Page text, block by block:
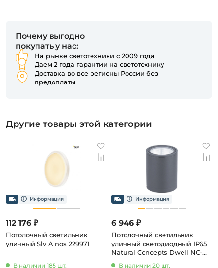
Почему выгодно
покупать у нас:
На рынке светотехники с 2009 года
Даем 2 года гарантии на светотехнику
Доставка во все регионы России без
предоплаты
Другие товары этой категории
112 176 ₽
Потолочный светильник
уличный Slv Ainos 229971
В наличии 185 шт.
6 946 ₽
Потолочный светильник
уличный светодиодный IP65
Natural Concepts Dwell NC-
В наличии 20 шт.